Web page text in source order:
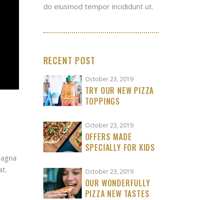
do eiusmod tempor incididunt ut.
RECENT POST
October 23, 2019
TRY OUR NEW PIZZA
TOPPINGS
October 23, 2019
OFFERS MADE
SPECIALLY FOR KIDS
October 23, 2019
OUR WONDERFULLY
PIZZA NEW TASTES